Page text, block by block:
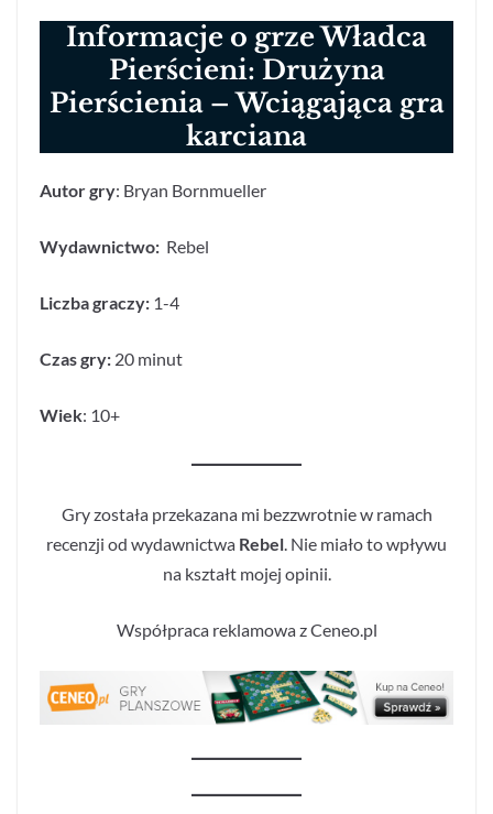
Informacje o grze Władca
Pierścieni: Drużyna
Pierścienia – Wciągająca gra
karciana
Autor gry: Bryan Bornmueller
Wydawnictwo: Rebel
Liczba graczy: 1-4
Czas gry: 20 minut
Wiek: 10+
Gry została przekazana mi bezzwrotnie w ramach
recenzji od wydawnictwa Rebel. Nie miało to wpływu
na kształt mojej opinii.
Współpraca reklamowa z Ceneo.pl